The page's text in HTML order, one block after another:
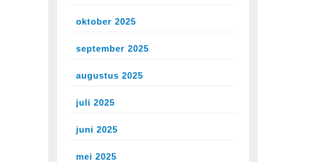
oktober 2025
september 2025
augustus 2025
juli 2025
juni 2025
mei 2025